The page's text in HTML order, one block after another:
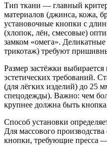
Тип ткани — главный
материалов (джинса, кожа,
установочные кнопки с
(хлопок, лён, смесовые)
замком «омега».
трикотаж) требуют
Размер застёжки выбирается
эстетических требований.
(для лёгких изделий) до 25
спецодежды). Важно: чем
крупнее должна быть
Способ установки
Для массового
кнопки, требующие пресса